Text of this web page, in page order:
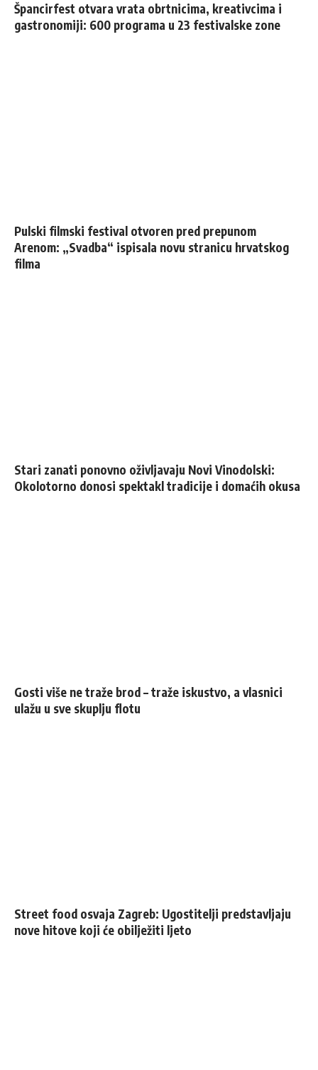
Špancirfest otvara vrata obrtnicima, kreativcima i
gastronomiji: 600 programa u 23 festivalske zone
Pulski filmski festival otvoren pred prepunom
Arenom: „Svadba“ ispisala novu stranicu hrvatskog
filma
Stari zanati ponovno oživljavaju Novi Vinodolski:
Okolotorno donosi spektakl tradicije i domaćih okusa
Gosti više ne traže brod – traže iskustvo, a vlasnici
ulažu u sve skuplju flotu
Street food osvaja Zagreb: Ugostitelji predstavljaju
nove hitove koji će obilježiti ljeto